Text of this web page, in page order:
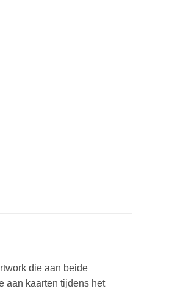
die aan beide
aan kaarten tijdens het